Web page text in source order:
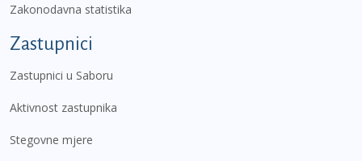
Zakonodavna statistika
Zastupnici
Zastupnici u Saboru
Aktivnost zastupnika
Stegovne mjere